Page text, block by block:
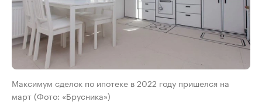
Максимум сделок по ипотеке в 2022 году пришелся на
март (Фото: «Брусника»)